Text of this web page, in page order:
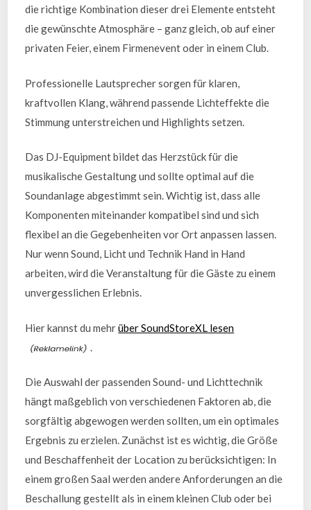
die richtige Kombination dieser drei Elemente entsteht
die gewünschte Atmosphäre – ganz gleich, ob auf einer
privaten Feier, einem Firmenevent oder in einem Club.
Professionelle Lautsprecher sorgen für klaren,
kraftvollen Klang, während passende Lichteffekte die
Stimmung unterstreichen und Highlights setzen.
Das DJ-Equipment bildet das Herzstück für die
musikalische Gestaltung und sollte optimal auf die
Soundanlage abgestimmt sein. Wichtig ist, dass alle
Komponenten miteinander kompatibel sind und sich
flexibel an die Gegebenheiten vor Ort anpassen lassen.
Nur wenn Sound, Licht und Technik Hand in Hand
arbeiten, wird die Veranstaltung für die Gäste zu einem
unvergesslichen Erlebnis.
Hier kannst du mehrüber SoundStoreXL lesen
Die Auswahl der passenden Sound- und Lichttechnik
hängt maßgeblich von verschiedenen Faktoren ab, die
sorgfältig abgewogen werden sollten, um ein optimales
Ergebnis zu erzielen. Zunächst ist es wichtig, die Größe
und Beschaffenheit der Location zu berücksichtigen: In
einem großen Saal werden andere Anforderungen an die
Beschallung gestellt als in einem kleinen Club oder bei